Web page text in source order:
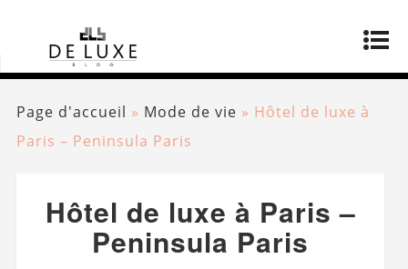
Page d'accueil » Mode de vie » Hôtel de luxe à
Paris – Peninsula Paris
Hôtel de luxe à Paris –
Peninsula Paris